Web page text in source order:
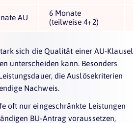
AU
6 Monate
(teilweise 4+2)
sich die Qualität einer AU-Klausel
unterscheiden kann. Besonders
die Auslösekriterien
Nachweis.
oft nur eingeschränkte Leistungen
BU-Antrag voraussetzen,